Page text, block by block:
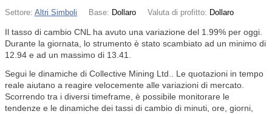
Settore: Altri Simboli Base: Dollaro Valuta di profitto: Dollaro
Il tasso di cambio CNL ha avuto una variazione del 1.99% per oggi.
Durante la giornata, lo strumento è stato scambiato ad un minimo di
12.94 e ad un massimo di 13.41.
Segui le dinamiche di Collective Mining Ltd.. Le quotazioni in tempo
reale aiutano a reagire velocemente alle variazioni di mercato.
Scorrendo tra i diversi timeframe, è possibile monitorare le
tendenze e le dinamiche dei tassi di cambio di minuti, ore, giorni,